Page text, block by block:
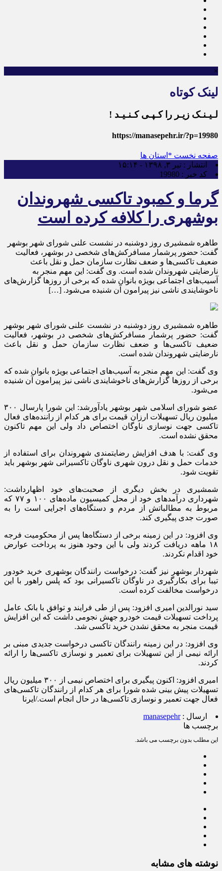
×
لینک کوتاه
لـیـنـک زیـر را کـپـی کـنـیـد !
https://manasepehr.ir/?p=19980
صفحه نخست *استان ها
انتشار : تیر ۳, ۱۳۹۸ - ۱۵:۱۴
کد خبر : 19980
گرما و کمبود تاکسی شهروندان
بوشهری را کلافه کرده است
طاهره شمشیری روز دوشنبه در نشست علنی شورای شهر بوشهر
گفت: حضور پرشمار مسافرکش‌های شخصی در بوشهر، فعالیت
ضعیف تاکسی‌ها و ضعف نظارت سازمان حمل و نقل باعث
نارضایتی شهروندان شده است. وی گفت: این مهم منجر به
آسیب‌های اجتماعی بویژه بانوان شده که برخی از روزها گزارش‌های
ناخوشایندی ناشی نیز پیرامون آن شنیده می‌شود. […]
طاهره شمشیری روز دوشنبه در نشست علنی شورای شهر بوشهر
گفت: حضور پرشمار مسافرکش‌های شخصی در بوشهر، فعالیت
ضعیف تاکسی‌ها و ضعف نظارت سازمان حمل و نقل باعث
نارضایتی شهروندان شده است.
وی گفت: این مهم منجر به آسیب‌های اجتماعی بویژه بانوان شده که
برخی از روزها گزارش‌های ناخوشایندی ناشی نیز پیرامون آن شنیده
می‌شود.
عضو شورای اسلامی شهر بوشهر یادآورشد: این شورا پارسال ۳۰۰
میلیون ریال تسهیلات ارزان قیمت برای هر کدام از راننده‌های فعال
تاکسی جهت نوسازی ناوگان اختصاص داد ولی این مهم تاکنون
محقق نشده است.
وی گفت: با هدف افزایش رضایتمندی شهروندان برای استفاده از
خدمات حمل و نقل درون شهری ناوگان تاکسیرانی شهر بوشهر باید
تقویت شود.
شمشیری در بخش دیگری از صحبت‌های خود اظهارداشت:
شهرداری درآمدهای خود از محل کمیسیون ماده‌های ۱۰۰ و ۷۷ که
مربوط به مطالباتش از مردم و دستگاه‌های اجرایی است را به
صورت جدی پیگیری کند.
وی افزود: در این زمینه برخی از دستگاه‌ها پس از محکومیت فرجه
۱۸ ماهه دریافت کردند ولی با این وجود هنوز به پرداخت عوارض
خود اقدام نکردند.
شهردار بوشهر نیز گفت: درخواست رانندگان بوشهری خرید خودور
تیبا برای بکارگیری در ناوگان تاکسیرانی بود که پلس راهور با این
درخواست مخالفت کرده است.
سید نورالدین امیری افزود: پس از طی فرایند و توافق با بانک عامل
پرداخت تسهیلات قیمت خودرو جهش نجومی داشت که این افزایش
قیمت منجر به محقق نشدن خرید تاکسی شد.
وی افزود: در این زمینه رانندگان تاکسی درخواست جدیدی مبنی بر
ارائه نیمی از این تسهیلات برای تعمیر و نوسازی تاکسی‌ها را ارائه
کردند.
امیری افزود: اکنون پیگیری برای اختصاص نیمی از ۳۰۰ میلیون ریال
تسهیلات پیش بینی شده شورا برای هر کدام از رانندگان تاکسی‌های
فعال جهت تعمیر و نوسازی تاکسی‌ها در حال انجام است./ایرنا
ارسال :manasepehr
برچسب ها
این مطلب بدون برچسب می باشد.
نوشته های مشابه